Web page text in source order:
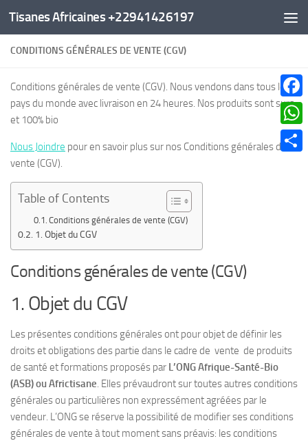
Au dessous du contenu
Tisanes Africaines +22941426197
CONDITIONS GÉNÉRALES DE VENTE (CGV)
Conditions générales de vente (CGV). Nous vendons dans tous les
pays du monde avec livraison en 24 heures. Nos produits sont surs
et 100% bio
Nous Joindre pour en savoir plus sur nos Conditions générales de
vente (CGV).
Table of Contents
Conditions générales de vente (CGV)
1. Objet du CGV
Conditions générales de vente (CGV)
1. Objet du CGV
Les présentes conditions générales ont pour objet de définir les
droits et obligations des partie dans le cadre de vente de produits
de santé et formations proposés par L’ONG Afrique-Santé-Bio
(ASB) ou Africtisane. Elles prévaudront sur toutes autres conditions
générales ou particulières non expressément agréées par le
vendeur. L’ONG se réserve la possibilité de modifier ses conditions
générales de vente à tout moment sans préavis: les conditions